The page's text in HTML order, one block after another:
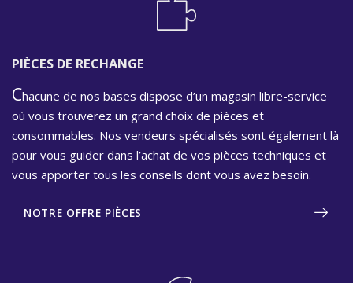
PIÈCES DE RECHANGE
Chacune de nos bases dispose d’un magasin libre-service
où vous trouverez un grand choix de pièces et
consommables. Nos vendeurs spécialisés sont également là
pour vous guider dans l’achat de vos pièces techniques et
vous apporter tous les conseils dont vous avez besoin.
NOTRE OFFRE PIÈCES